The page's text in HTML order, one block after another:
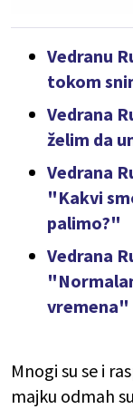
Vedranu
tokom
Vedrana
želim da
Vedrana
"Kakvi
palimo?"
Vedrana
vremena"
Mnogi su se i
majku odmah